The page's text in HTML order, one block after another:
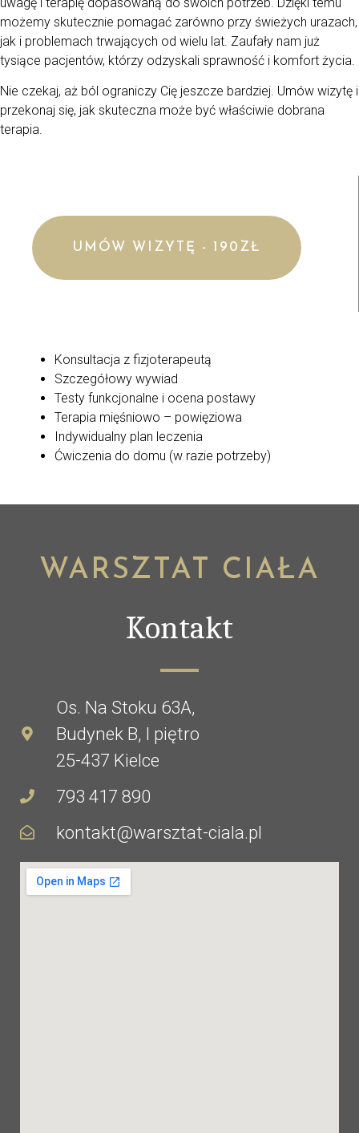
możemy skutecznie pomagać zarówno przy świeżych urazach,
jak i problemach trwających od wielu lat. Zaufały nam już
tysiące pacjentów, którzy odzyskali sprawność i komfort życia.
Nie czekaj, aż ból ograniczy Cię jeszcze bardziej. Umów wizytę i
przekonaj się, jak skuteczna może być właściwie dobrana
terapia.
UMÓW WIZYTĘ - 190ZŁ
Konsultacja z fizjoterapeutą
Szczegółowy wywiad
Testy funkcjonalne i ocena postawy
Terapia mięśniowo – powięziowa
Indywidualny plan leczenia
Ćwiczenia do domu (w razie potrzeby)
WARSZTAT CIAŁA
Kontakt
Os. Na Stoku 63A,
Budynek B, I piętro
25-437 Kielce
793 417 890
kontakt@warsztat-ciala.pl